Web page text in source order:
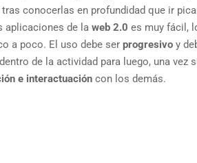
conocerlas en profundidad que ir
aplicaciones de la web 2.0 es muy fácil,
a poco. El uso debe ser progresivo y
de la actividad para luego, una vez
e interactuación con los demás.